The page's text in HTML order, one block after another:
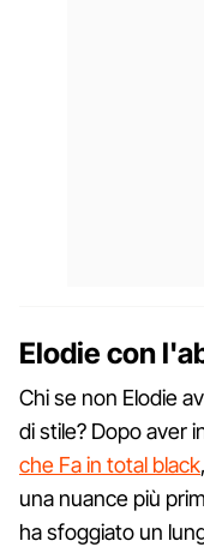
Elodie con
Chi se non Elodie
di stile? Dopo aver
che Fa in total black
una nuance più
ha sfoggiato un